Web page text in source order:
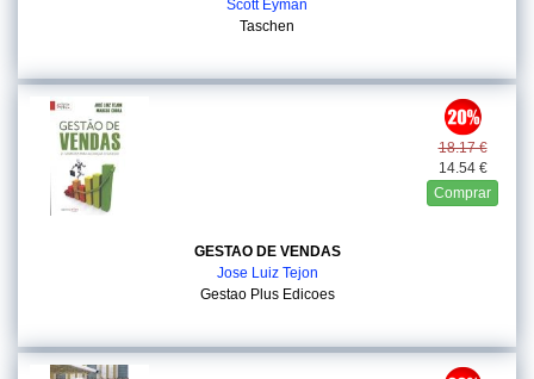
Scott Eyman
Taschen
18.17 €
14.54 €
Comprar
GESTAO DE VENDAS
Jose Luiz Tejon
Gestao Plus Edicoes